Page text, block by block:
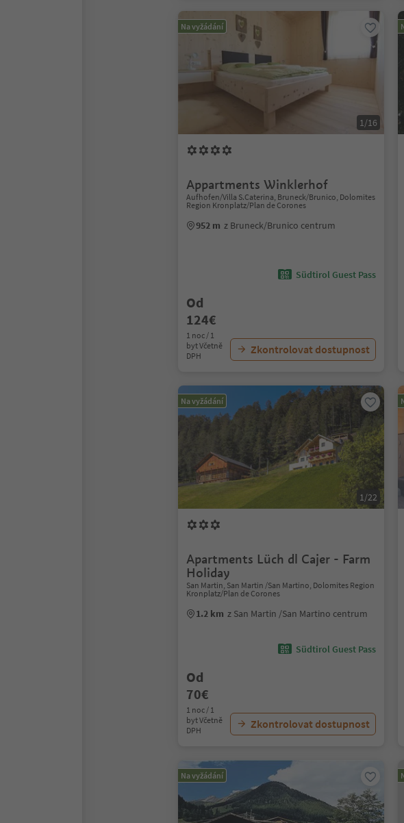
Na vyžádání
1/16
Appartments Winklerhof
Aufhofen/Villa S.Caterina, Bruneck/Brunico, Dolomites
Region Kronplatz/Plan de Corones
952 m z Bruneck/Brunico centrum
Südtirol Guest Pass
Od
124€
1 noc / 1
byt Včetně
DPH
Zkontrolovat dostupnost
Na vyžádání
1/22
Apartments Lüch dl Cajer - Farm
Holiday
San Martin, San Martin /San Martino, Dolomites Region
Kronplatz/Plan de Corones
1.2 km z San Martin /San Martino centrum
Südtirol Guest Pass
Od
70€
1 noc / 1
byt Včetně
DPH
Zkontrolovat dostupnost
Na vyžádání